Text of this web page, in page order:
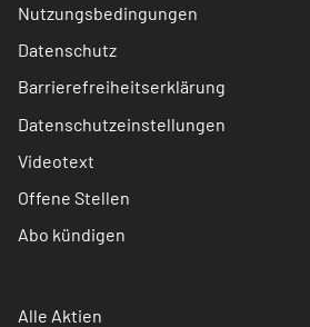
Nutzungsbedingungen
Datenschutz
Barrierefreiheitserklärung
Datenschutzeinstellungen
Videotext
Offene Stellen
Abo kündigen
Alle Aktien